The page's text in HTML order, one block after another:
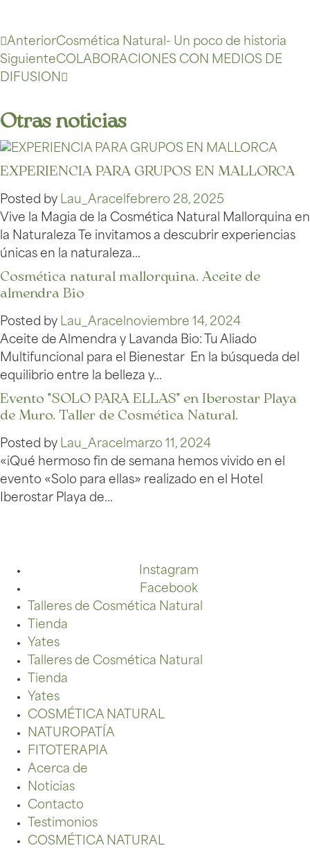
AnteriorCosmética Natural- Un poco de historia
SiguienteCOLABORACIONES CON MEDIOS DE
DIFUSION
Otras noticias
EXPERIENCIA PARA GRUPOS EN MALLORCA
Posted by Lau_Aracel febrero 28, 2025
Vive la Magia de la Cosmética Natural Mallorquina en
la Naturaleza Te invitamos a descubrir experiencias
únicas en la naturaleza…
Cosmética natural mallorquina. Aceite de
almendra Bio
Posted by Lau_Aracel noviembre 14, 2024
Aceite de Almendra y Lavanda Bio: Tu Aliado
Multifuncional para el Bienestar En la búsqueda del
equilibrio entre la belleza y…
Evento "SOLO PARA ELLAS" en Iberostar Playa
de Muro. Taller de Cosmética Natural.
Posted by Lau_Aracel marzo 11, 2024
«¡Qué hermoso fin de semana hemos vivido en el
evento «Solo para ellas» realizado en el Hotel
Iberostar Playa de…
Instagram
Facebook
Talleres de Cosmética Natural
Tienda
Yates
Talleres de Cosmética Natural
Tienda
Yates
COSMÉTICA NATURAL
NATUROPATÍA
FITOTERAPIA
Acerca de
Noticias
Contacto
Testimonios
COSMÉTICA NATURAL